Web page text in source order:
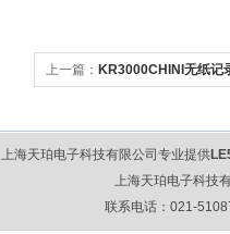
上一篇： KR3000CHINI无纸记
上海天珀电子科技有限公司专业提供
上海天珀电子科
联系电话：021-